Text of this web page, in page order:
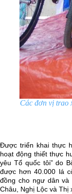
Các đơn vị trao
Được triển khai thực
hoạt động thiết thực
yêu Tổ quốc tôi” do
được hơn 40.000 lá
đồng cho ngư dân và
Châu, Nghị Lộc và Thị